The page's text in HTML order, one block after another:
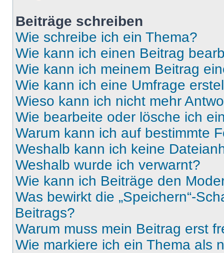
Beiträge schreiben
Wie schreibe ich ein Thema?
Wie kann ich einen Beitrag
Wie kann ich meinem Beitrag
Wie kann ich eine Umfrage
Wieso kann ich nicht mehr
Wie bearbeite oder lösche ich
Warum kann ich auf bestimmte
Weshalb kann ich keine
Weshalb wurde ich verwarnt?
Wie kann ich Beiträge den
Was bewirkt die „Speichern“-
Beitrags?
Warum muss mein Beitrag erst
Wie markiere ich ein Thema als